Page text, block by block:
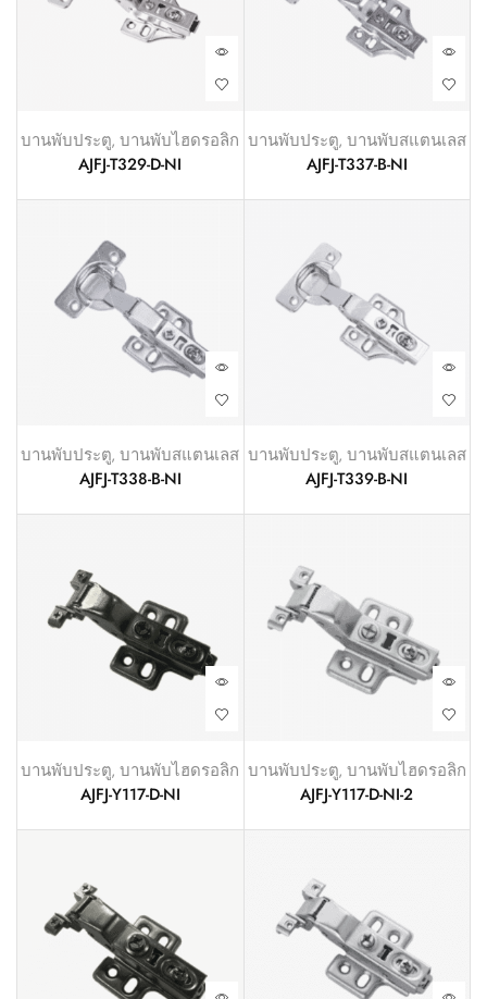
บานพับประตู,บานพับไฮดรอลิก
AJFJ-T329-D-NI
บานพับประตู, บานพับสแตนเลส
AJFJ-T337-B-NI
บานพับประตู,บานพับสแตนเลส
AJFJ-T338-B-NI
บานพับประตู, บานพับสแตนเลส
AJFJ-T339-B-NI
บานพับประตู,บานพับไฮดรอลิก
AJFJ-Y117-D-NI
บานพับประตู, บานพับไฮดรอลิก
AJFJ-Y117-D-NI-2